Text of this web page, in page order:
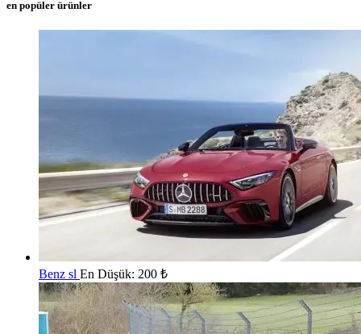
en popüler ürünler
Benz sl En Düşük: 200 ₺